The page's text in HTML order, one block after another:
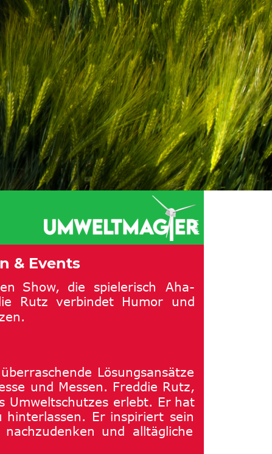
& Events
Show, die spielerisch
Aha-
Rutz verbindet Humor und
überraschende Lösungsansätze
und Messen. Freddie Rutz,
Umweltschutzes erlebt. Er hat
hinterlassen. Er inspiriert sein
nachzudenken und alltägliche